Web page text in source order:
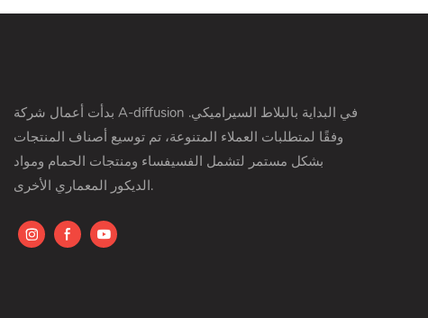
بدأت أعمال شركة A-diffusion في البداية بالبلاط السيراميكي.
وفقًا لمتطلبات العملاء المتنوعة، تم توسيع أصناف المنتجات
بشكل مستمر لتشمل الفسيفساء ومنتجات الحمام ومواد
الديكور المعماري الأخرى.